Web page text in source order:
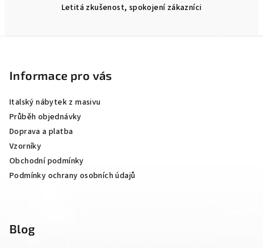
Letitá zkušenost, spokojení zákazníci
Informace pro vás
Italský nábytek z masivu
Průběh objednávky
Doprava a platba
Vzorníky
Obchodní podmínky
Podmínky ochrany osobních údajů
Blog